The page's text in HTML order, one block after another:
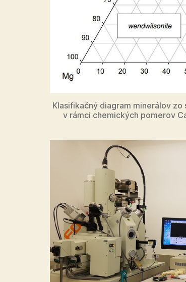
Klasifikačný diagram minerálov
v rámci chemických pomerov